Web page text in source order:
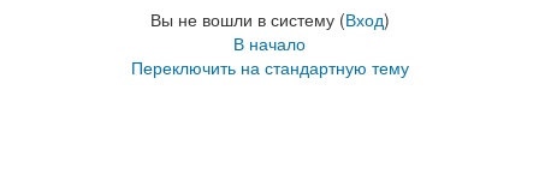
Вы не вошли в систему (Вход)
В начало
Переключить на стандартную тему